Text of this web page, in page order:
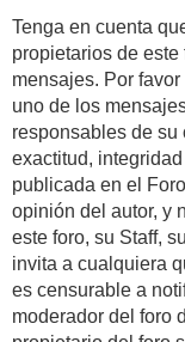
Tenga en cuenta
propietarios de
mensajes. Por
uno de los
responsables de su
exactitud,
publicada en el
opinión del autor, y
este foro, su Staff,
invita a cualquiera
es censurable a
moderador del foro